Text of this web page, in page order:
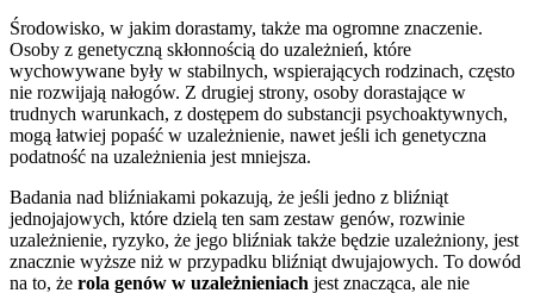
Środowisko, w jakim dorastamy, także ma ogromne znaczenie.
Osoby z genetyczną skłonnością do uzależnień, które
wychowywane były w stabilnych, wspierających rodzinach, często
nie rozwijają nałogów. Z drugiej strony, osoby dorastające w
trudnych warunkach, z dostępem do substancji psychoaktywnych,
mogą łatwiej popaść w uzależnienie, nawet jeśli ich genetyczna
podatność na uzależnienia jest mniejsza.
Badania nad bliźniakami pokazują, że jeśli jedno z bliźniąt
jednojajowych, które dzielą ten sam zestaw genów, rozwinie
uzależnienie, ryzyko, że jego bliźniak także będzie uzależniony, jest
znacznie wyższe niż w przypadku bliźniąt dwujajowych. To dowód
na to, że rola genów w uzależnieniach jest znacząca, ale nie